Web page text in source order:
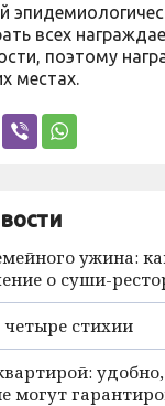
всех
поэтому
местах.
ужина:
о суши-
стихии
могут